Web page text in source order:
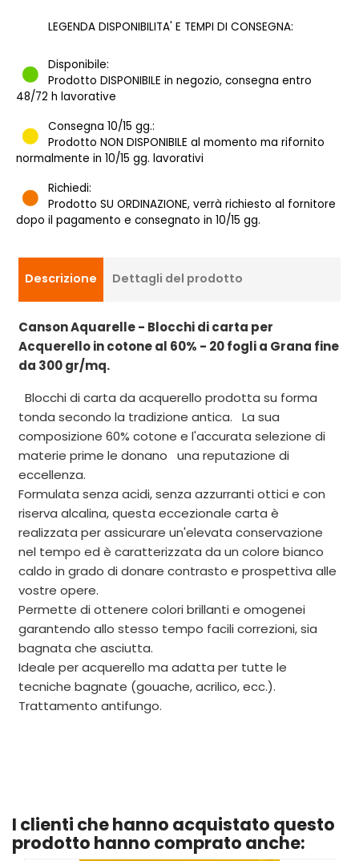
LEGENDA DISPONIBILITA' E TEMPI DI CONSEGNA:
Disponibile:
Prodotto DISPONIBILE in negozio, consegna entro
48/72 h lavorative
Consegna 10/15 gg.:
Prodotto NON DISPONIBILE al momento ma rifornito
normalmente in 10/15 gg. lavorativi
Richiedi:
Prodotto SU ORDINAZIONE, verrà richiesto al fornitore
dopo il pagamento e consegnato in 10/15 gg.
Descrizione Dettagli del prodotto
Canson Aquarelle - Blocchi di carta per
Acquerello in cotone al 60% - 20 fogli a Grana fine
da 300 gr/mq.
Blocchi di carta da acquerello prodotta su forma
tonda secondo la tradizione antica. La sua
composizione 60% cotone e l'accurata selezione di
materie prime le donano una reputazione di
eccellenza.
Formulata senza acidi, senza azzurranti ottici e con
riserva alcalina, questa eccezionale carta è
realizzata per assicurare un'elevata conservazione
nel tempo ed è caratterizzata da un colore bianco
caldo in grado di donare contrasto e prospettiva alle
vostre opere.
Permette di ottenere colori brillanti e omogenei
garantendo allo stesso tempo facili correzioni, sia
bagnata che asciutta.
Ideale per acquerello ma adatta per tutte le
tecniche bagnate (gouache, acrilico, ecc.).
Trattamento antifungo.
I clienti che hanno acquistato questo
prodotto hanno comprato anche: